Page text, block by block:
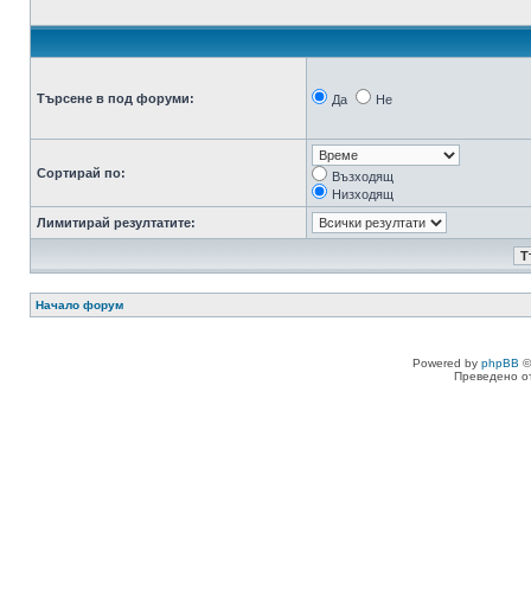
Търсене в под форуми: Да Не
Сортирай по:
Възходящ
Низходящ
Лимитирай резултатите:
Начало форум
Powered by phpBB
Преведено